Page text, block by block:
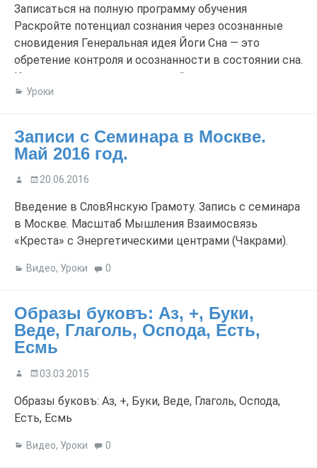
Записаться на полную программу обучения
Раскройте потенциал сознания через осознанные
сновидения Генеральная идея Йоги Сна — это
обретение контроля и осознанности в состоянии сна.
Ключевым инструментом этой практики является
метод «Точки Отсчёта» — эффективный способ
Повседневная рутина часто погружает нас в
автоматизм, лишая жизнь […]
Уроки
Записи с Семинара в Москве.
Май 2016 год.
20.06.2016
Введение в СловЯнскую Грамоту. Запись с семинара
в Москве. Масштаб Мышления Взаимосвязь
«Креста» с Энергетическими центрами (Чакрами).
Видео, Уроки 0
Образы буковъ: Аз, +, Буки,
Веде, Глаголь, Оспода, Есть,
Есмь
03.03.2015
Образы буковъ: Аз, +, Буки, Веде, Глаголь, Оспода,
Есть, Есмь
Видео, Уроки 0